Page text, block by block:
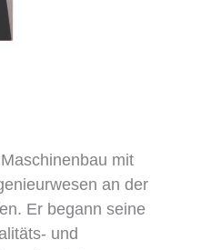
mit
an der
Er begann seine
und